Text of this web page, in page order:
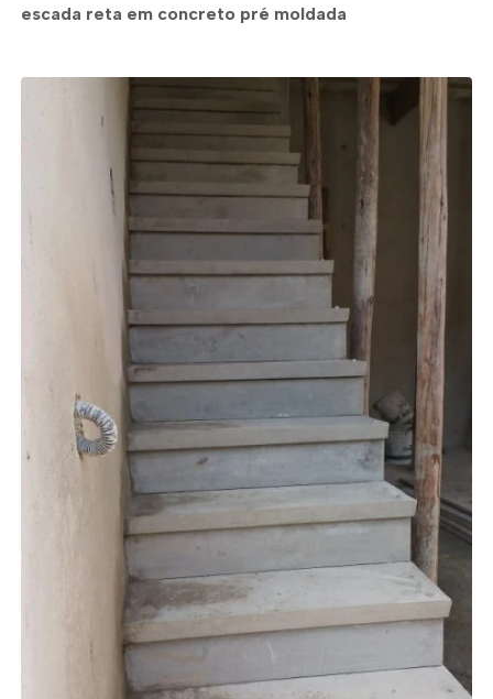
escada reta em concreto pré moldada